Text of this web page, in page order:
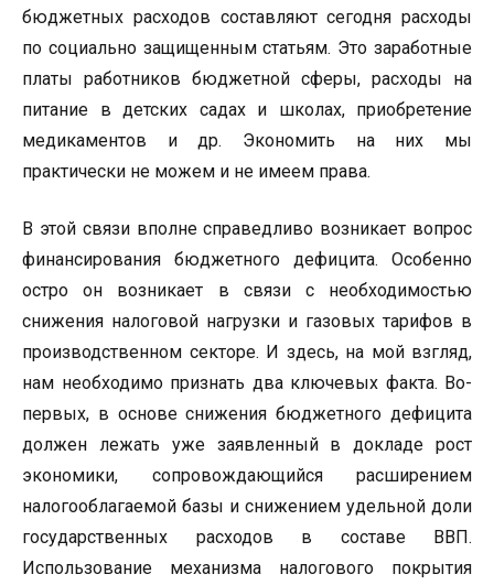
бюджетных расходов составляют сегодня расходы
по социально защищенным статьям. Это заработные
платы работников бюджетной сферы, расходы на
питание в детских садах и школах, приобретение
медикаментов и др. Экономить на них мы
практически не можем и не имеем права.
В этой связи вполне справедливо возникает вопрос
финансирования бюджетного дефицита. Особенно
остро он возникает в связи с необходимостью
снижения налоговой нагрузки и газовых тарифов в
производственном секторе. И здесь, на мой взгляд,
нам необходимо признать два ключевых факта. Во-
первых, в основе снижения бюджетного дефицита
должен лежать уже заявленный в докладе рост
экономики, сопровождающийся расширением
налогооблагаемой базы и снижением удельной доли
государственных расходов в составе ВВП.
Использование механизма налогового покрытия